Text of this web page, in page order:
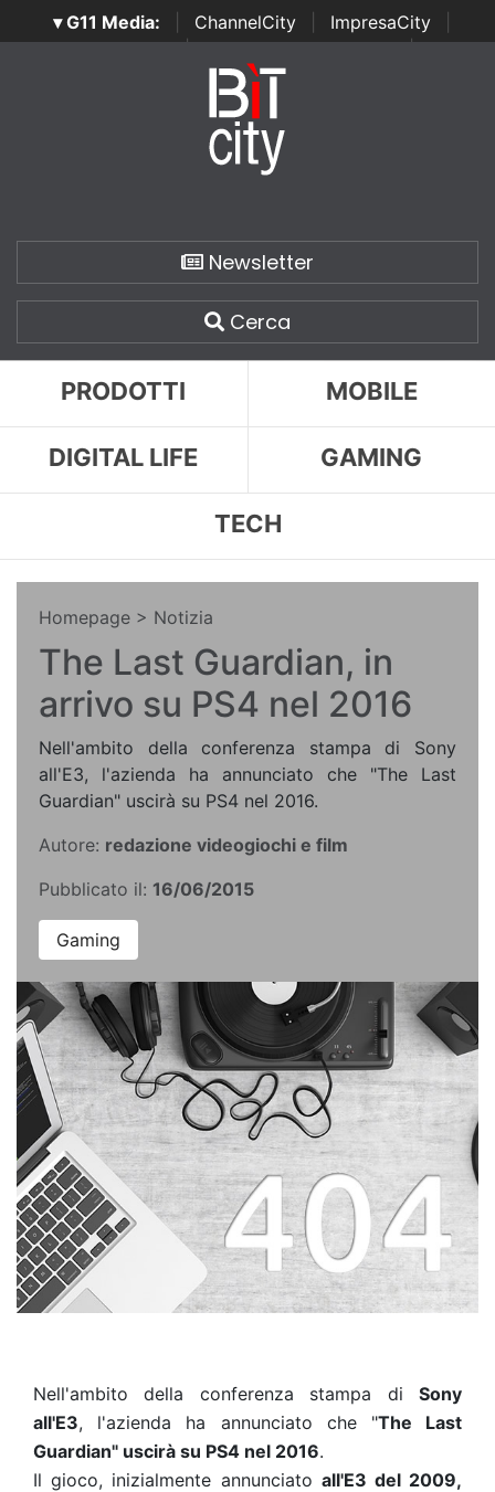
▾ G11 Media: ChannelCity ImpresaCity
SecurityOpenLab | Italian Channel Awards | Italian
Italian Security Awards
Newsletter
Cerca
PRODOTTI MOBILE
DIGITAL LIFE GAMING
TECH
Homepage > Notizia
The Last Guardian, in
arrivo su PS4 nel 2016
Nell'ambito della conferenza stampa di Sony
all'E3, l'azienda ha annunciato che "The Last
Guardian" uscirà su PS4 nel 2016.
Autore: redazione videogiochi e film
Pubblicato il: 16/06/2015
Gaming
Nell'ambito della conferenza stampa di Sony
all'E3, l'azienda ha annunciato che "The Last
Guardian" uscirà su PS4 nel 2016.
Il gioco, inizialmente annunciato all'E3 del 2009,